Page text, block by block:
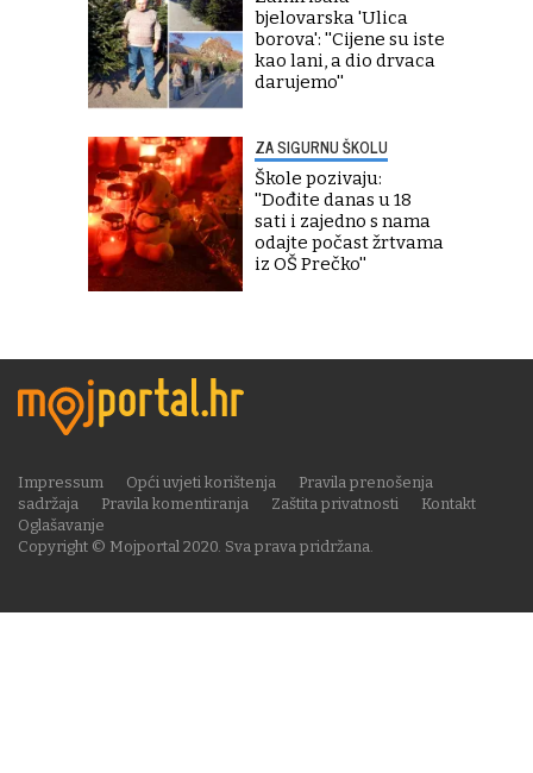
bjelovarska 'Ulica
borova': ''Cijene su iste
kao lani, a dio drvaca
darujemo''
ZA SIGURNU ŠKOLU
Škole pozivaju:
''Dođite danas u 18
sati i zajedno s nama
odajte počast žrtvama
iz OŠ Prečko''
Copyright © Mojportal 2020. Sva prava pridržana.
Impressum Opći uvjeti korištenja
Pravila prenošenja
sadržaja
Pravila komentiranja Zaštita privatnosti
Kontakt
Oglašavanje